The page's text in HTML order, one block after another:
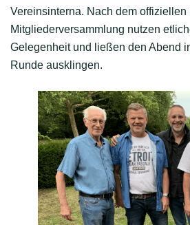
Vereinsinterna. Nach dem offiziellen
Mitgliederversammlung nutzen
Gelegenheit und ließen den Abend
Runde ausklingen.